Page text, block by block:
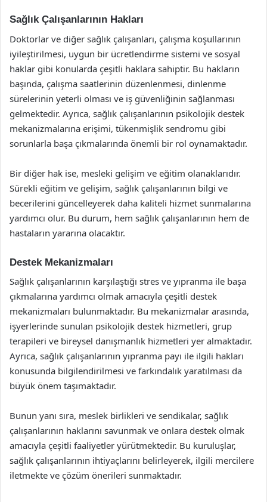
Sağlık Çalışanlarının Hakları
Doktorlar ve diğer sağlık çalışanları, çalışma koşullarının
iyileştirilmesi, uygun bir ücretlendirme sistemi ve sosyal
haklar gibi konularda çeşitli haklara sahiptir. Bu hakların
başında, çalışma saatlerinin düzenlenmesi, dinlenme
sürelerinin yeterli olması ve iş güvenliğinin sağlanması
gelmektedir. Ayrıca, sağlık çalışanlarının psikolojik destek
mekanizmalarına erişimi, tükenmişlik sendromu gibi
sorunlarla başa çıkmalarında önemli bir rol oynamaktadır.
Bir diğer hak ise, mesleki gelişim ve eğitim olanaklarıdır.
Sürekli eğitim ve gelişim, sağlık çalışanlarının bilgi ve
becerilerini güncelleyerek daha kaliteli hizmet sunmalarına
yardımcı olur. Bu durum, hem sağlık çalışanlarının hem de
hastaların yararına olacaktır.
Destek Mekanizmaları
Sağlık çalışanlarının karşılaştığı stres ve yıpranma ile başa
çıkmalarına yardımcı olmak amacıyla çeşitli destek
mekanizmaları bulunmaktadır. Bu mekanizmalar arasında,
işyerlerinde sunulan psikolojik destek hizmetleri, grup
terapileri ve bireysel danışmanlık hizmetleri yer almaktadır.
Ayrıca, sağlık çalışanlarının yıpranma payı ile ilgili hakları
konusunda bilgilendirilmesi ve farkındalık yaratılması da
büyük önem taşımaktadır.
Bunun yanı sıra, meslek birlikleri ve sendikalar, sağlık
çalışanlarının haklarını savunmak ve onlara destek olmak
amacıyla çeşitli faaliyetler yürütmektedir. Bu kuruluşlar,
sağlık çalışanlarının ihtiyaçlarını belirleyerek, ilgili mercilere
iletmekte ve çözüm önerileri sunmaktadır.